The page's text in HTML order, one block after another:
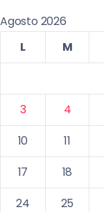
Agosto 2026
L
M
3
4
10
11
17
18
24
25